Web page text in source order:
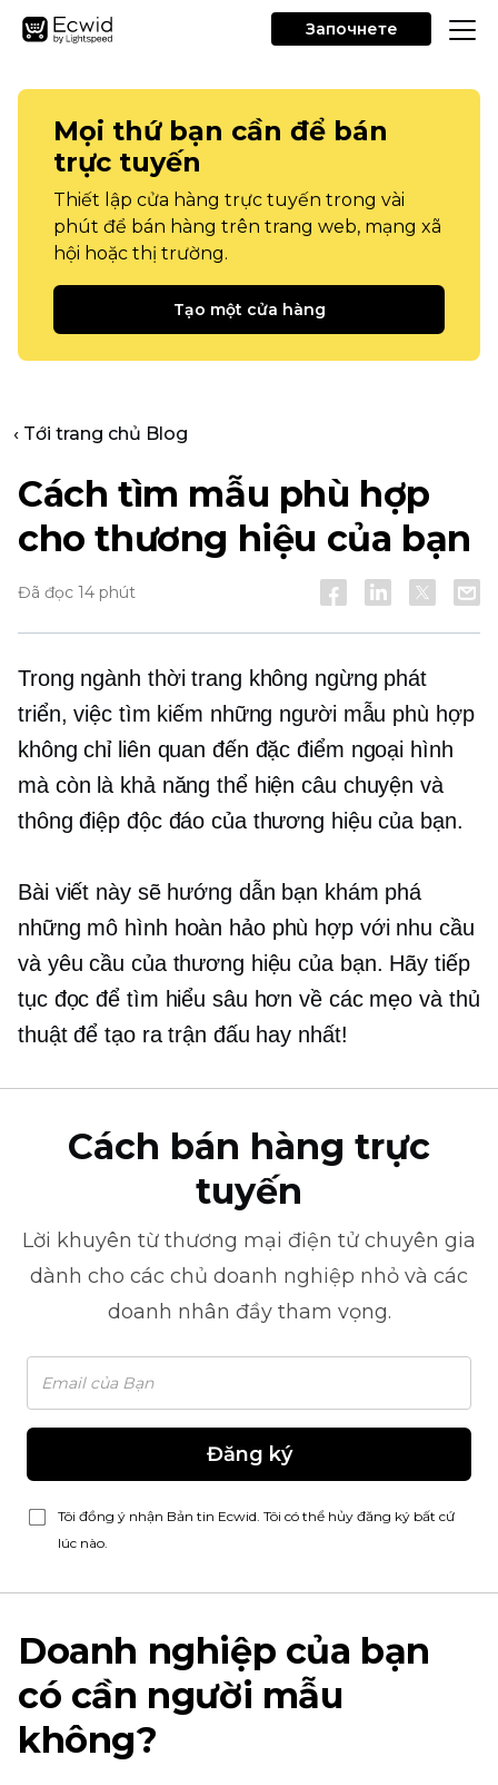
Започнете
Mọi thứ bạn cần để bán
trực tuyến
Thiết lập cửa hàng trực tuyến trong vài
phút để bán hàng trên trang web, mạng xã
hội hoặc thị trường.
Tạo một cửa hàng
‹ Tới trang chủ Blog
Cách tìm mẫu phù hợp
cho thương hiệu của bạn
Đã đọc 14 phút
Trong ngành thời trang không ngừng phát
triển, việc tìm kiếm những người mẫu phù hợp
không chỉ liên quan đến đặc điểm ngoại hình
mà còn là khả năng thể hiện câu chuyện và
thông điệp độc đáo của thương hiệu của bạn.
Bài viết này sẽ hướng dẫn bạn khám phá
những mô hình hoàn hảo phù hợp với nhu cầu
và yêu cầu của thương hiệu của bạn. Hãy tiếp
tục đọc để tìm hiểu sâu hơn về các mẹo và thủ
thuật để tạo ra trận đấu hay nhất!
Cách bán hàng trực
tuyến
Lời khuyên từ thương mại điện tử chuyên gia
dành cho các chủ doanh nghiệp nhỏ và các
doanh nhân đầy tham vọng.
Đăng ký
Tôi đồng ý nhận Bản tin Ecwid. Tôi có thể hủy đăng ký bất cứ
lúc nào.
Doanh nghiệp của bạn
có cần người mẫu
không?